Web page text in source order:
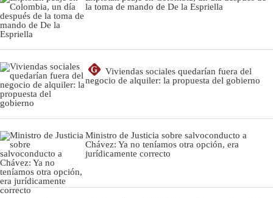
la toma de mando de De la Espriella
G
Viviendas sociales quedarían fuera del
negocio de alquiler: la propuesta del gobierno
Ministro de Justicia sobre salvoconducto a
Chávez: Ya no teníamos otra opción, era
jurídicamente correcto